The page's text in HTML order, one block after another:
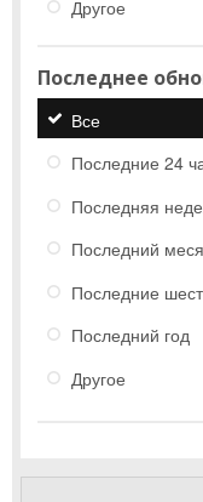
Другое
Последнее
Все
Последние 24
Последняя
Последний
Последние
Последний год
Другое